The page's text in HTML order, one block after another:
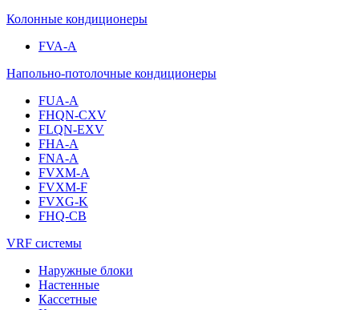
Колонные кондиционеры
FVA-A
Напольно-потолочные кондиционеры
FUA-A
FHQN-CXV
FLQN-EXV
FHA-A
FNA-A
FVXM-A
FVXM-F
FVXG-K
FHQ-CB
VRF системы
Наружные блоки
Настенные
Кассетные